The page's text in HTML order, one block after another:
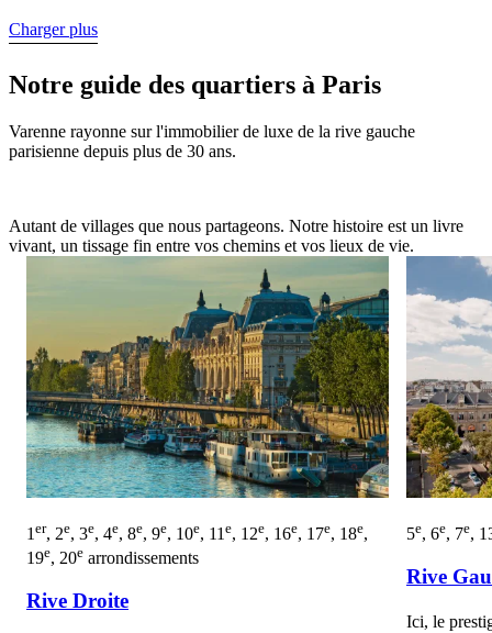
Charger plus
Notre guide des quartiers à Paris
Varenne rayonne sur l'immobilier de luxe de la rive gauche
parisienne depuis plus de 30 ans.
Autant de villages que nous partageons. Notre histoire est un livre
vivant, un tissage fin entre vos chemins et vos lieux de vie.
1 er, 2e, 3e, 4e, 8e, 9e, 10e, 11 e, 12e, 16e, 17e, 18e,
19e, 20e arrondissements
Rive Droite
5e, 6e, 7e,
Rive
Ici, le